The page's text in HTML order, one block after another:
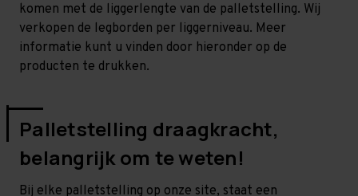
komen met de liggerlengte van de palletstelling. Wij
verkopen de legborden per liggerniveau. Meer
informatie kunt u vinden door hieronder op de
producten te drukken.
Palletstelling draagkracht,
belangrijk om te weten!
Bij elke palletstelling op onze site, staat een